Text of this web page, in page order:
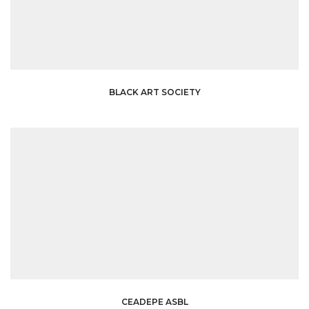
BLACK ART SOCIETY
CEADEPE ASBL